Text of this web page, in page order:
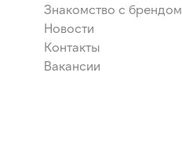
Знакомство с брендом
Новости
Контакты
Вакансии